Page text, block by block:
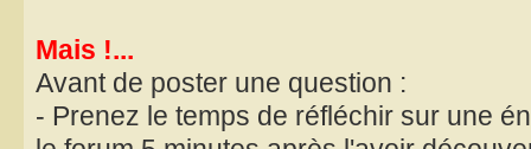
Mais !...
Avant de poster une question :
- Prenez le temps de réfléchir sur une